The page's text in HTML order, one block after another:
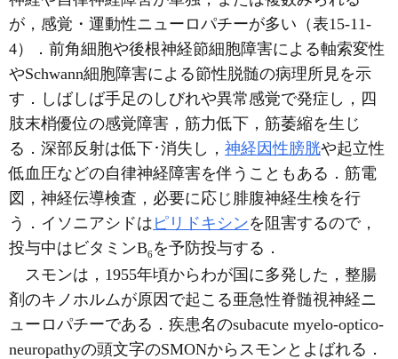
が，感覚・運動性ニューロパチーが多い（表15-11-
4）．前角細胞や後根神経節細胞障害による軸索変性
やSchwann細胞障害による節性脱髄の病理所見を示
す．しばしば手足のしびれや異常感覚で発症し，四
肢末梢優位の感覚障害，筋力低下，筋萎縮を生じ
る．深部反射は低下･消失し， 神経因性膀胱や起立性
低血圧などの自律神経障害を伴うこともある．筋電
図，神経伝導検査，必要に応じ腓腹神経生検を行
う．イソニアシドは ピリドキシンを阻害するので，
投与中はビタミンB6を予防投与する．
スモンは，1955年頃からわが国に多発した，整腸
剤のキノホルムが原因で起こる亜急性脊髄視神経ニ
ューロパチーである．疾患名のsubacute myelo-optico-
neuropathyの頭文字のSMONからスモンとよばれる．